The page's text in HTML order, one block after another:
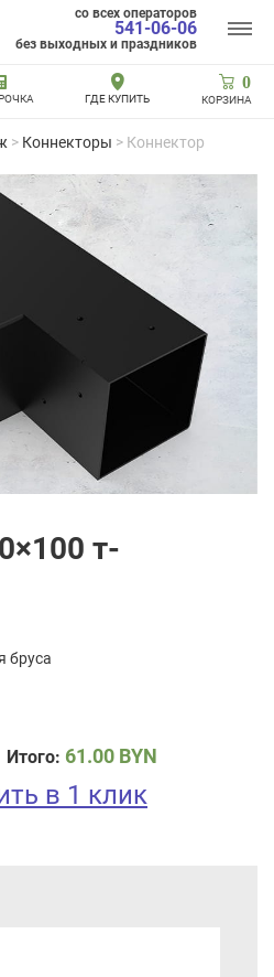
ГДЕ КУПИТЬ
со всех операторов
541-06-06
без выходных и праздников
0
КОРЗИНА
> Коннекторы > Коннектор
т-
бруса
Итого: 61.00 BYN
в 1 клик